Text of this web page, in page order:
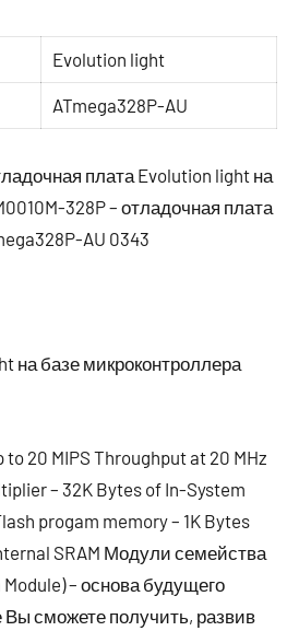
Evolution light
ATmega328P-AU
плата Evolution light на
328P – отладочная плата
AU 0343
на базе микроконтроллера
to 20 MIPS Throughput at 20 MHz
– 32K Bytes of In-System
progam memory – 1K Bytes
SRAM Модули семейства
– основа будущего
Вы сможете получить, развив